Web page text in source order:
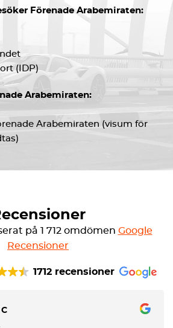
Förenade Arabemiraten:
(IDP)
Arabemiraten:
Arabemiraten (visum för
på 1 712 omdömen Google
Recensioner
1712 recensioner